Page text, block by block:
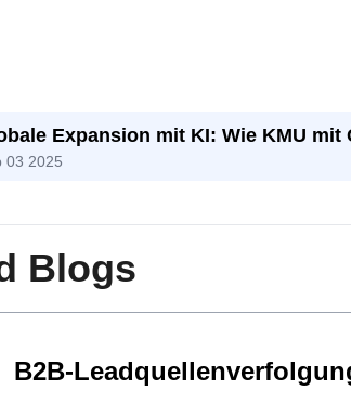
Expansion mit KI: Wie KMU mit
03 2025
Blogs
B2B-